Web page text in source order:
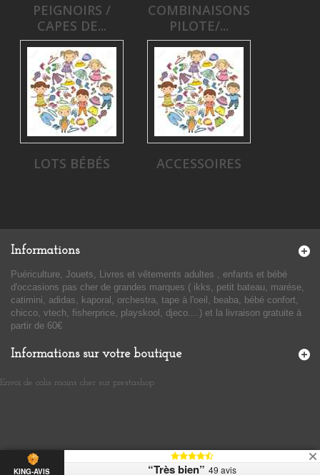
PEIGNOIRS /
CAPES DE...
COMBINAISONS
PILOTE/...
LOTS BÉBÉS ACCESSOIRES
Informations
Puériculture, Jouets, Livres et vêtements adultes , enfants et bébé
d'occasions pas cher de grandes marques ( ikks, petit bateau, marése,
catimini, adidas, kaporal, orchestra, tape à l'oeil, beaba, bébé confort,
chicco, vtech, fisherprice, playskool, djeco....) et la livraison gratuite à
partir de 60€
Informations sur votre boutique
Envoi de colis moins cher sur prestashop
KING-AVIS “Très bien” 49 avis